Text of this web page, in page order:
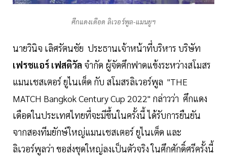
ศึกแดงเดือด ลิเวอร์พูล-แมนยูฯ
นายวินิจ เลิศรัตนชัย ประธานเจ้าหน้าที่บริหาร บริษัท
เฟรชแอร์ เฟสติวัล จำกัด ผู้จัดศึกฟาดแข้งระหว่างสโมสร
แมนเชสเตอร์ ยูไนเต็ด กับ สโมสรลิเวอร์พูล "THE
MATCH Bangkok Century Cup 2022" กล่าวว่า ศึกแดง
เดือดในประเทศไทยที่จะมีขึ้นในครั้งนี้ ได้รับการยืนยัน
จากสองทีมยักษ์ใหญ่แมนเชสเตอร์ ยูไนเต็ด และ
ลิเวอร์พูลว่า ขอส่งชุดใหญ่ลงเป็นตัวจริง ในศึกศักดิ์ศรีครั้งนี้